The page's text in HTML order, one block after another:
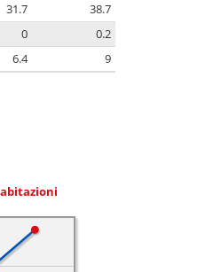
31.7
38.7
0
0.2
6.4 9